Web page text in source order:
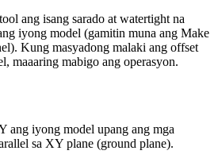
ang isang sarado at watertight na
iyong model (gamitin muna ang Make
Kung masyadong malaki ang offset
maaaring mabigo ang operasyon.
ang iyong model upang ang mga
sa XY plane (ground plane).